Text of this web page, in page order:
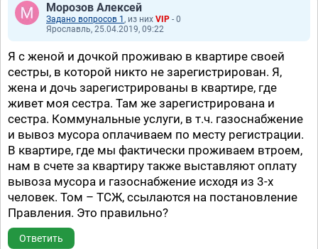
Морозов Алексей
Задано вопросов 1 , из них VIP - 0
Ярославль, 25.04.2019, 09:22
Я с женой и дочкой проживаю в квартире своей
сестры, в которой никто не зарегистрирован. Я,
жена и дочь зарегистрированы в квартире, где
живет моя сестра. Там же зарегистрирована и
сестра. Коммунальные услуги, в т.ч. газоснабжение
и вывоз мусора оплачиваем по месту регистрации.
В квартире, где мы фактически проживаем втроем,
нам в счете за квартиру также выставляют оплату
вывоза мусора и газоснабжение исходя из 3-х
человек. Том – ТСЖ, ссылаются на постановление
Правления. Это правильно?
Ответить